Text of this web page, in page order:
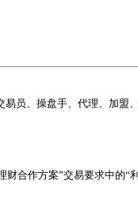
员、操盘手、代理、加盟
合作方案”交易要求中的“